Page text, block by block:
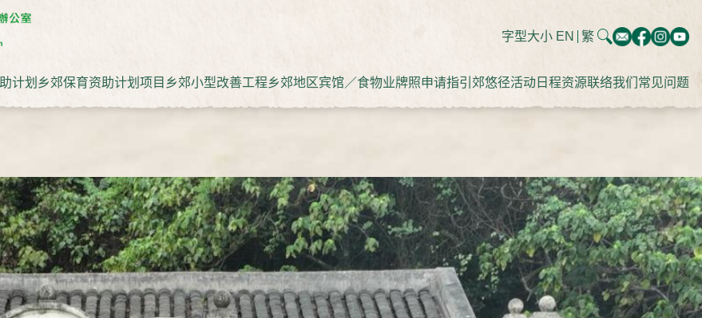
字型大小 EN 繁
计划 乡郊保育资助计划项目 乡郊小型改善工程乡郊地区宾馆／食物业牌照申请指引 郊悠径活动日程资源联络我们 常见问题